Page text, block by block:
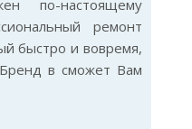
по-настоящему
ремонт
быстро и вовремя,
в сможет Вам